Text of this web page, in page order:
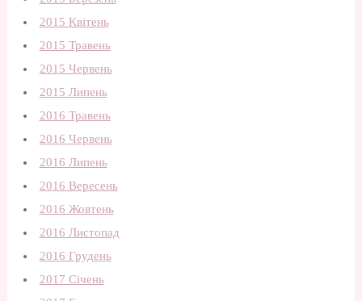
2015 Квітень
2015 Травень
2015 Червень
2015 Липень
2016 Травень
2016 Червень
2016 Липень
2016 Вересень
2016 Жовтень
2016 Листопад
2016 Грудень
2017 Січень